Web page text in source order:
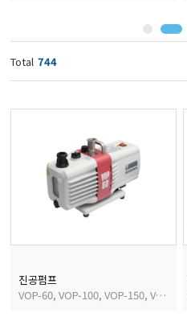
Total 744
진공펌프
VOP-60, VOP-100, VOP-150, VOP-200